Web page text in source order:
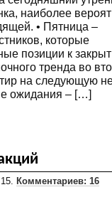
наиболее
• Пятница –
которые
позиции к
тренда во
на следующую
ожидания – […]
Комментариев: 16